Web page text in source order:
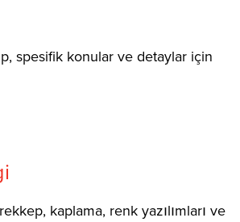
spesifik konular ve detaylar için
kaplama, renk yazılımları ve